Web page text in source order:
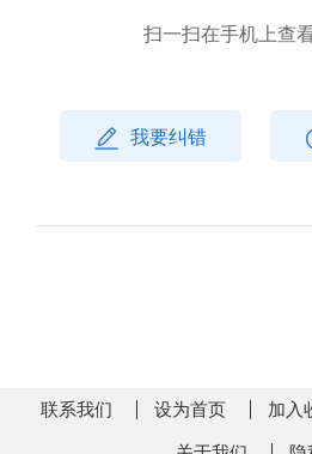
扫一扫在手机上查
我要纠错
联系我们 设为首页 加入